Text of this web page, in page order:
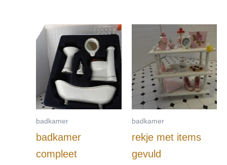
badkamer
badkamer
compleet
badkamer
rekje met items
gevuld